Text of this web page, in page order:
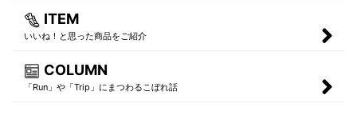
ITEM
いいね！と思った商品をご紹介
COLUMN
「Run」や「Trip」にまつわるこぼれ話